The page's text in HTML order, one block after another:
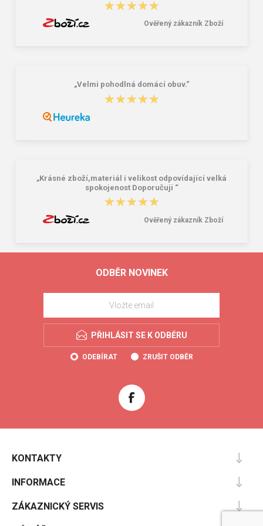
★★★★★
★★★★★
Ověřený zákazník Zboží
„Velmi pohodlná domácí obuv.“
★★★★★
★★★★★
„Krásné zboží,materiál i velikost odpovídající velká
spokojenost Doporučuji “
★★★★★
★★★★★
Ověřený zákazník Zboží
ODBĚR NOVINEK
PŘIHLÁSIT SE K ODBĚRU
ODEBÍRAT ZRUŠIT ODBĚR
KONTAKTY
INFORMACE
ZÁKAZNICKÝ SERVIS